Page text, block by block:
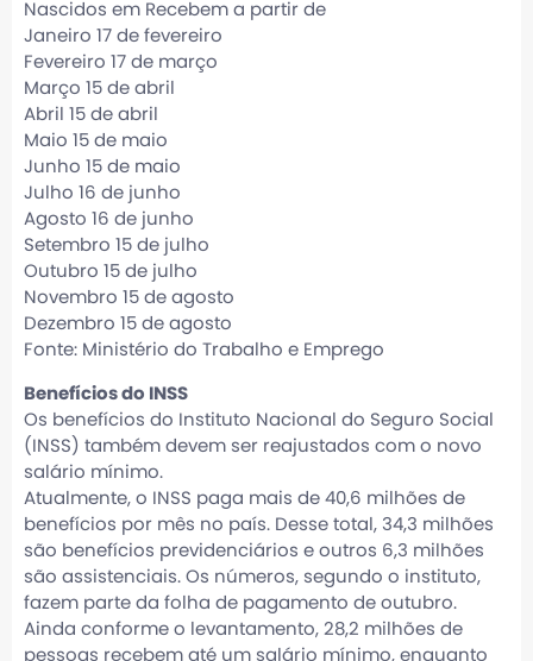
Nascidos em Recebem a partir de
Janeiro 17 de fevereiro
Fevereiro 17 de março
Março 15 de abril
Abril 15 de abril
Maio 15 de maio
Junho 15 de maio
Julho 16 de junho
Agosto 16 de junho
Setembro 15 de julho
Outubro 15 de julho
Novembro 15 de agosto
Dezembro 15 de agosto
Fonte: Ministério do Trabalho e Emprego
Benefícios do INSS
Os benefícios do Instituto Nacional do Seguro Social
(INSS) também devem ser reajustados com o novo
salário mínimo.
Atualmente, o INSS paga mais de 40,6 milhões de
benefícios por mês no país. Desse total, 34,3 milhões
são benefícios previdenciários e outros 6,3 milhões
são assistenciais. Os números, segundo o instituto,
fazem parte da folha de pagamento de outubro.
Ainda conforme o levantamento, 28,2 milhões de
pessoas recebem até um salário mínimo, enquanto